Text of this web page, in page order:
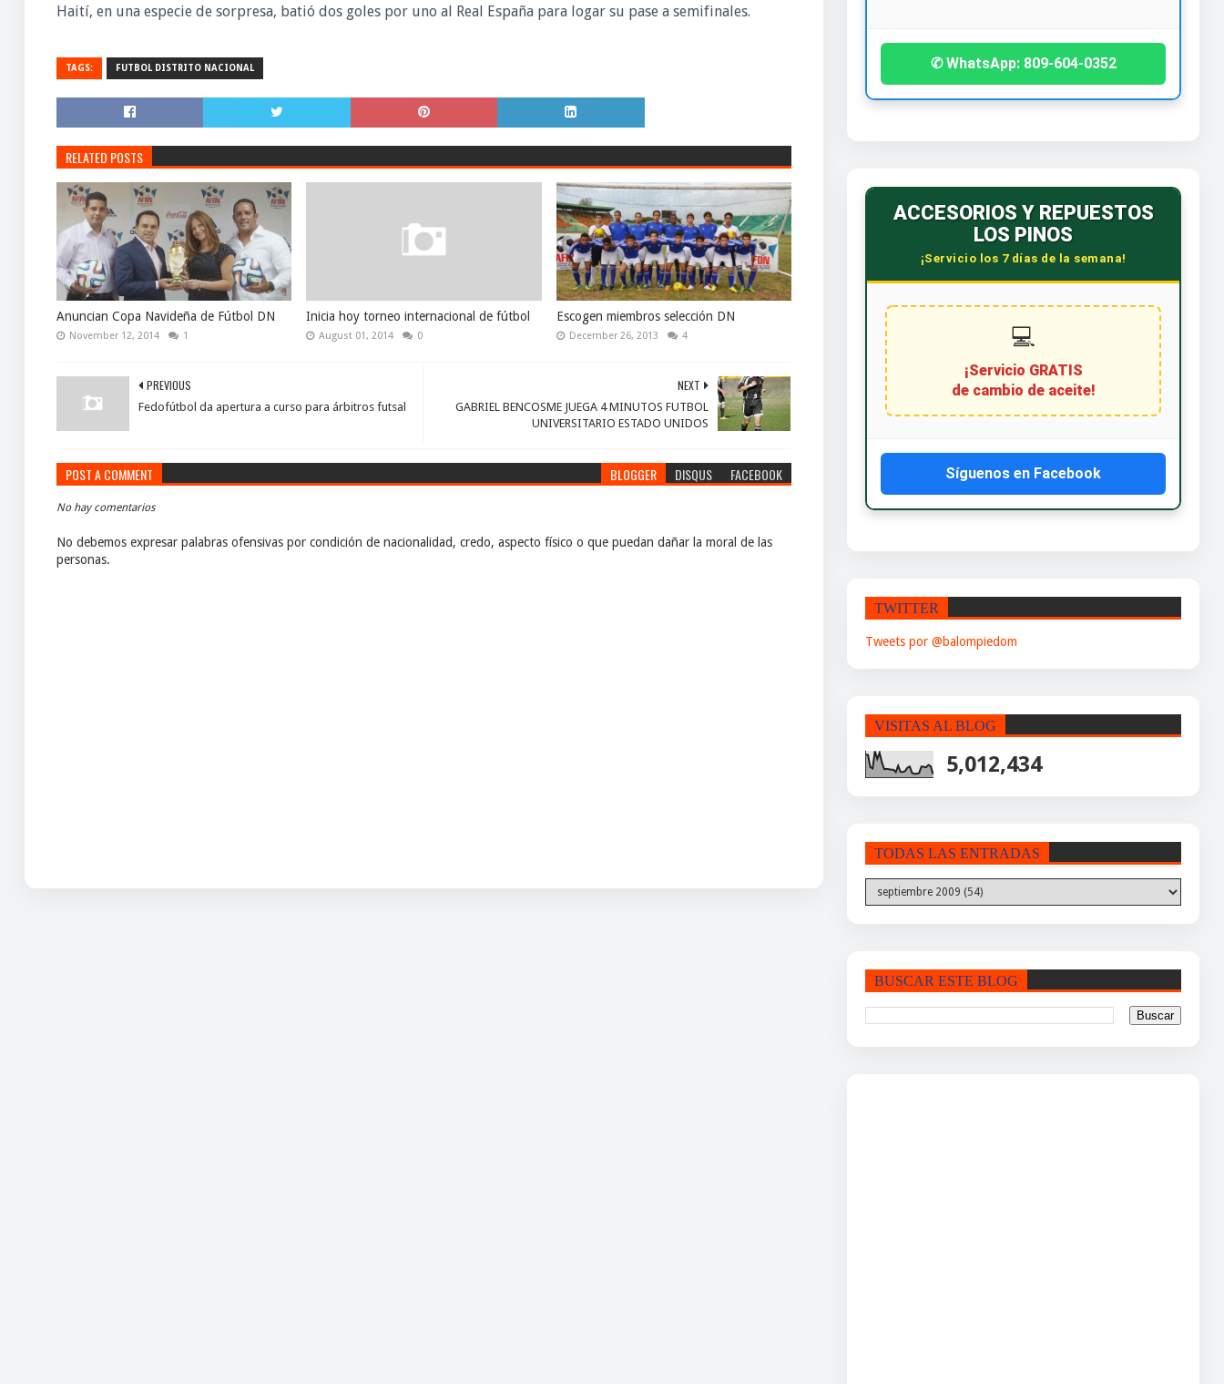
Haití, en una especie de sorpresa, batió dos goles por uno al Real España para logar su pase a semifinales.
TAGS: FUTBOL DISTRITO NACIONAL
RELATED POSTS
Anuncian Copa Navideña de Fútbol DN
November 12, 2014 1
Inicia hoy torneo internacional de fútbol
August 01, 2014 0
Escogen miembros selección DN
December 26, 2013 4
NEXT
GABRIEL BENCOSME JUEGA 4 MINUTOS FUTBOL
UNIVERSITARIO ESTADO UNIDOS
PREVIOUS
Fedofútbol da apertura a curso para árbitros futsal
POST A COMMENT BLOGGER DISQUS FACEBOOK
No hay comentarios
No debemos expresar palabras ofensivas por condición de nacionalidad, credo, aspecto físico o que puedan dañar la moral de las
personas.
✆ WhatsApp: 809-604-0352
ACCESORIOS Y REPUESTOS
LOS PINOS
¡Servicio los 7 días de la semana!
💻
¡Servicio GRATIS
de cambio de aceite!
Síguenos en Facebook
TWITTER
Tweets por @balompiedom
VISITAS AL BLOG
5,012,434
TODAS LAS ENTRADAS
BUSCAR ESTE BLOG